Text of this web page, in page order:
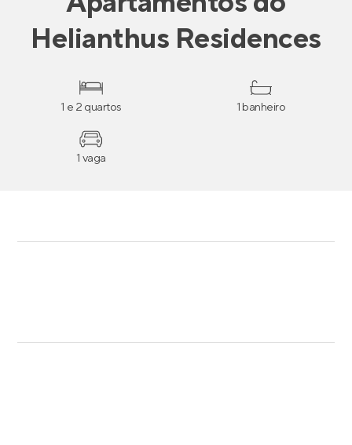
Helianthus Residences
1 e 2 quartos 1 banheiro
1 vaga